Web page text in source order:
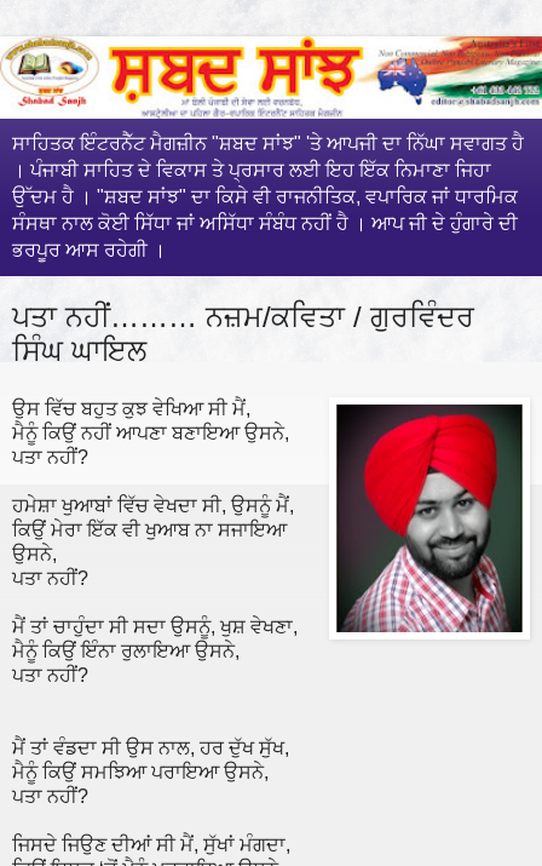
ਸਾਹਿਤਕ ਇੰਟਰਨੈੱਟ ਮੈਗਜ਼ੀਨ "ਸ਼ਬਦ ਸਾਂਝ" 'ਤੇ ਆਪਜੀ ਦਾ ਨਿੱਘਾ ਸਵਾਗਤ ਹੈ
। ਪੰਜਾਬੀ ਸਾਹਿਤ ਦੇ ਵਿਕਾਸ ਤੇ ਪ੍ਰਸਾਰ ਲਈ ਇਹ ਇੱਕ ਨਿਮਾਣਾ ਜਿਹਾ
ਉੱਦਮ ਹੈ । "ਸ਼ਬਦ ਸਾਂਝ" ਦਾ ਕਿਸੇ ਵੀ ਰਾਜਨੀਤਿਕ, ਵਪਾਰਿਕ ਜਾਂ ਧਾਰਮਿਕ
ਸੰਸਥਾ ਨਾਲ ਕੋਈ ਸਿੱਧਾ ਜਾਂ ਅਸਿੱਧਾ ਸੰਬੰਧ ਨਹੀਂ ਹੈ । ਆਪ ਜੀ ਦੇ ਹੁੰਗਾਰੇ ਦੀ
ਭਰਪੂਰ ਆਸ ਰਹੇਗੀ ।
ਪਤਾ ਨਹੀਂ……… ਨਜ਼ਮ/ਕਵਿਤਾ / ਗੁਰਵਿੰਦਰ
ਸਿੰਘ ਘਾਇਲ
ਉਸ ਵਿੱਚ ਬਹੁਤ ਕੁਝ ਵੇਖਿਆ ਸੀ ਮੈਂ,
ਮੈਨੂੰ ਕਿਉਂ ਨਹੀਂ ਆਪਣਾ ਬਣਾਇਆ ਉਸਨੇ,
ਪਤਾ ਨਹੀਂ?
ਹਮੇਸ਼ਾ ਖੁਆਬਾਂ ਵਿੱਚ ਵੇਖਦਾ ਸੀ, ਉਸਨੂੰ ਮੈਂ,
ਕਿਉਂ ਮੇਰਾ ਇੱਕ ਵੀ ਖੁਆਬ ਨਾ ਸਜਾਇਆ
ਉਸਨੇ,
ਪਤਾ ਨਹੀਂ?
ਮੈਂ ਤਾਂ ਚਾਹੁੰਦਾ ਸੀ ਸਦਾ ਉਸਨੂੰ, ਖੁਸ਼ ਵੇਖਣਾ,
ਮੈਨੂੰ ਕਿਉਂ ਇੰਨਾ ਰੁਲਾਇਆ ਉਸਨੇ,
ਪਤਾ ਨਹੀਂ?
ਮੈਂ ਤਾਂ ਵੰਡਦਾ ਸੀ ਉਸ ਨਾਲ, ਹਰ ਦੁੱਖ ਸੁੱਖ,
ਮੈਨੂੰ ਕਿਉਂ ਸਮਝਿਆ ਪਰਾਇਆ ਉਸਨੇ,
ਪਤਾ ਨਹੀਂ?
ਜਿਸਦੇ ਜਿਉਣ ਦੀਆਂ ਸੀ ਮੈਂ, ਸੁੱਖਾਂ ਮੰਗਦਾ,